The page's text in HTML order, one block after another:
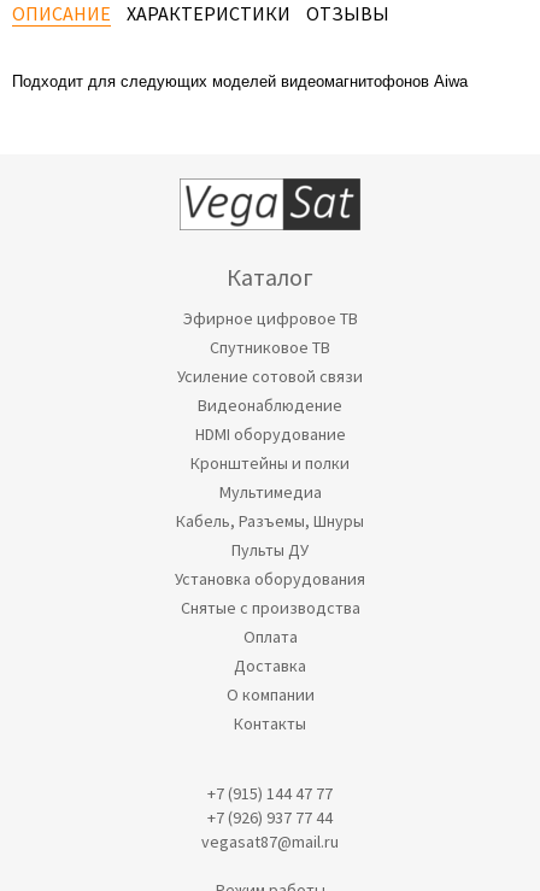
ОПИСАНИЕ ХАРАКТЕРИСТИКИ ОТЗЫВЫ
Подходит для следующих моделей видеомагнитофонов Aiwa
Каталог
Эфирное цифровое ТВ
Спутниковое ТВ
Усиление сотовой связи
Видеонаблюдение
HDMI оборудование
Кронштейны и полки
Мультимедиа
Кабель, Разъемы, Шнуры
Пульты ДУ
Установка оборудования
Снятые с производства
Оплата
Доставка
О компании
Контакты
+7 (915) 144 47 77
+7 (926) 937 77 44
vegasat87@mail.ru